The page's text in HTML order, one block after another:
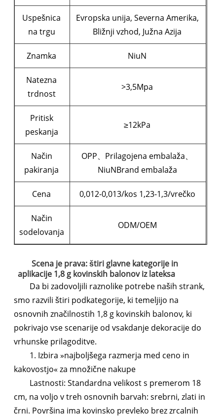
Uspešnica
na trgu
Evropska unija, Severna Amerika,
Bližnji vzhod, Južna Azija
Znamka NiuN
Natezna
trdnost
>3,5Mpa
Pritisk
peskanja
≥12kPa
Način
pakiranja
OPP、Prilagojena embalaža、
NiuNBrand embalaža
Cena 0,012-0,013/kos 1,23-1,3/vrečko
Način
sodelovanja
ODM/OEM
Scena je prava: štiri glavne kategorije in
aplikacije 1,8 g kovinskih balonov iz lateksa
Da bi zadovoljili raznolike potrebe naših strank,
smo razvili štiri podkategorije, ki temeljijo na
osnovnih značilnostih 1,8 g kovinskih balonov, ki
pokrivajo vse scenarije od vsakdanje dekoracije do
vrhunske prilagoditve.
1. Izbira »najboljšega razmerja med ceno in
kakovostjo« za množične nakupe
Lastnosti: Standardna velikost s premerom 18
cm, na voljo v treh osnovnih barvah: srebrni, zlati in
črni. Površina ima kovinsko prevleko brez zrcalnih